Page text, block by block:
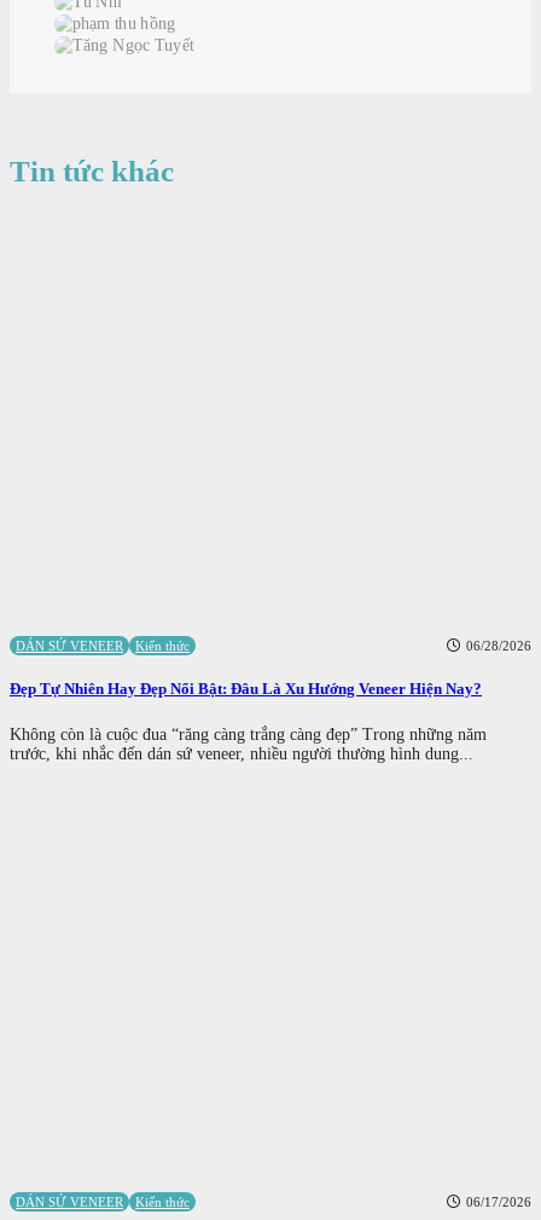
Tin tức khác
DÁN SỨ VENEER Kiến thức 06/28/2026
Đẹp Tự Nhiên Hay Đẹp Nổi Bật: Đâu Là Xu Hướng Veneer Hiện Nay?
Không còn là cuộc đua “răng càng trắng càng đẹp” Trong những năm
trước, khi nhắc đến dán sứ veneer, nhiều người thường hình dung...
DÁN SỨ VENEER Kiến thức 06/17/2026